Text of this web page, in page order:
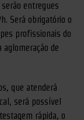
entregues
Será obrigatório o
profissionais do
aglomeração de
que atenderá
será possível
rápida, o